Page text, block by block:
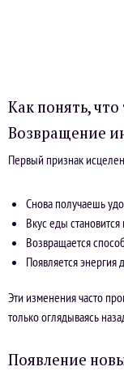
Как понять,
Возвращение
Первый признак
Снова получаешь
Вкус еды
Возвращается
Появляется энергия
Эти изменения часто
только оглядываясь
Появление